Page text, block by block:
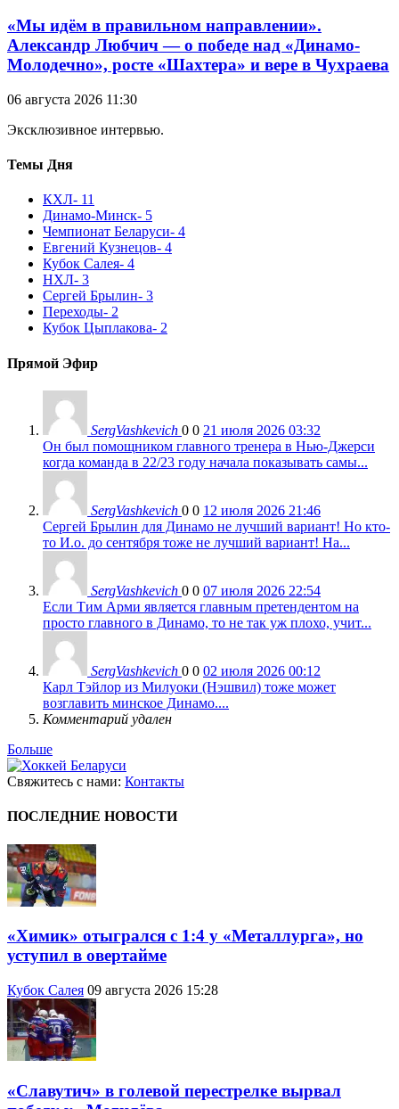
«Мы идём в правильном направлении».
Александр Любчич — о победе над «Динамо-
Молодечно», росте «Шахтера» и вере в Чухраева
06 августа 2026 11:30
Эксклюзивное интервью.
Темы Дня
КХЛ- 11
Динамо-Минск- 5
Чемпионат Беларуси- 4
Евгений Кузнецов- 4
Кубок Салея- 4
НХЛ- 3
Сергей Брылин- 3
Переходы- 2
Кубок Цыплакова- 2
Прямой Эфир
SergVashkevich 0 0 21 июля 2026 03:32
Он был помощником главного тренера в Нью-Джерси
когда команда в 22/23 году начала показывать самы...
SergVashkevich 0 0 12 июля 2026 21:46
Сергей Брылин для Динамо не лучший вариант! Но кто-
то И.о. до сентября тоже не лучший вариант! На...
SergVashkevich 0 0 07 июля 2026 22:54
Если Тим Арми является главным претендентом на
просто главного в Динамо, то не так уж плохо, учит...
SergVashkevich 0 0 02 июля 2026 00:12
Карл Тэйлор из Милуоки (Нэшвил) тоже может
возглавить минское Динамо....
Комментарий удален
Больше
Свяжитесь с нами: Контакты
ПОСЛЕДНИЕ НОВОСТИ
«Химик» отыгрался с 1:4 у «Металлурга», но
уступил в овертайме
Кубок Салея 09 августа 2026 15:28
«Славутич» в голевой перестрелке вырвал